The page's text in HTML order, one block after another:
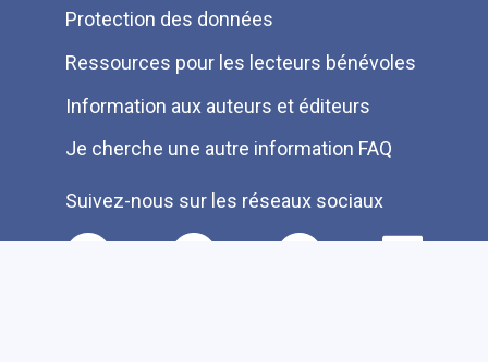
Protection des données
Ressources pour les lecteurs bénévoles
Information aux auteurs et éditeurs
Je cherche une autre information FAQ
Suivez-nous sur les réseaux sociaux